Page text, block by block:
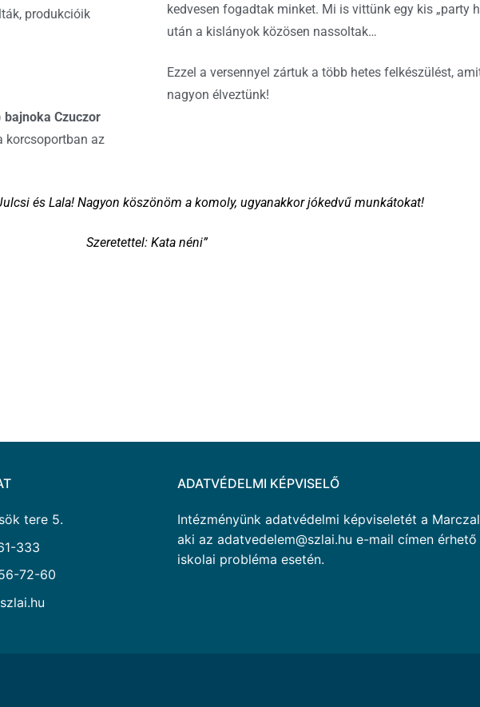
produkcióik
bajnoka Czuczor
korcsoportban az
kedvesen fogadtak minket. Mi is vittünk egy kis „party
után a kislányok közösen nassoltak…
Ezzel a versennyel zártuk a több hetes felkészülést,
nagyon élveztünk!
és Lala! Nagyon köszönöm a komoly, ugyanakkor jókedvű munkátokat!
Szeretettel: Kata néni”
tere 5.
333
72-60
ADATVÉDELMI KÉPVISELŐ
Intézményünk adatvédelmi képviseletét a
aki az adatvedelem@szlai.hu e-mail címen
iskolai probléma esetén.